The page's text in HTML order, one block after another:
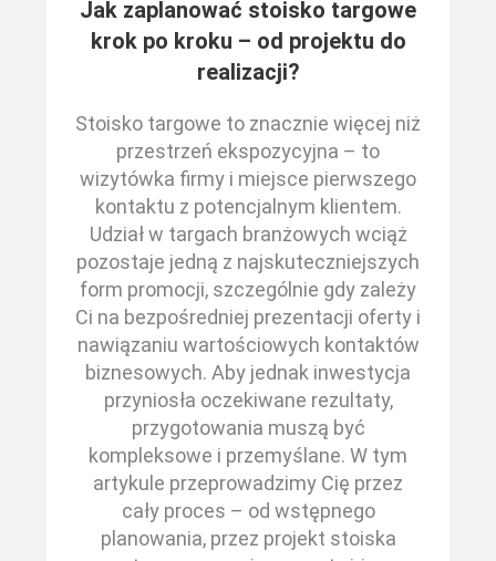
Jak zaplanować stoisko targowe
krok po kroku – od projektu do
realizacji?
Stoisko targowe to znacznie więcej niż
przestrzeń ekspozycyjna – to
wizytówka firmy i miejsce pierwszego
kontaktu z potencjalnym klientem.
Udział w targach branżowych wciąż
pozostaje jedną z najskuteczniejszych
form promocji, szczególnie gdy zależy
Ci na bezpośredniej prezentacji oferty i
nawiązaniu wartościowych kontaktów
biznesowych. Aby jednak inwestycja
przyniosła oczekiwane rezultaty,
przygotowania muszą być
kompleksowe i przemyślane. W tym
artykule przeprowadzimy Cię przez
cały proces – od wstępnego
planowania, przez projekt stoiska